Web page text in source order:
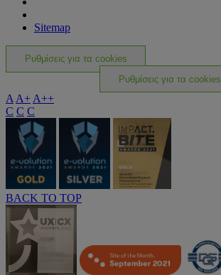
Sitemap
Ρυθμίσεις για τα cookies
Ρυθμίσεις για τα cookies
A A+ A++
C C C
BACK TO TOP